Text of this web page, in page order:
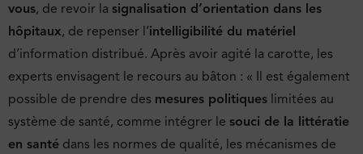
vous, de revoir la signalisation d’orientation dans les
hôpitaux, de repenser l’intelligibilité du matériel
d’information distribué. Après avoir agité la carotte, les
experts envisagent le recours au bâton : « Il est également
possible de prendre des mesures politiques limitées au
système de santé, comme intégrer le souci de la littératie
en santé dans les normes de qualité, les mécanismes de